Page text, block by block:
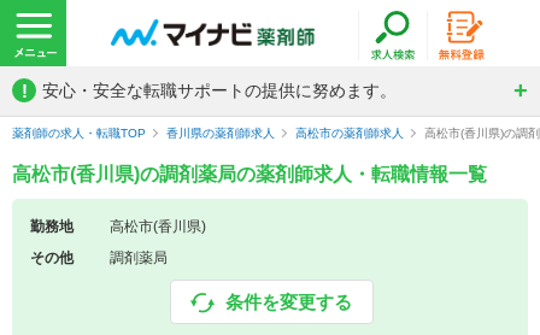
! 安心・安全な転職サポートの提供に努めます。
薬剤師の求人・転職TOP 香川県の薬剤師求人 高松市の薬剤師求人 高松市(香川県)の調
高松市(香川県)の調剤薬局の薬剤師求人・転職情報一覧
勤務地
高松市(香川県)
その他
調剤薬局
条件を変更する